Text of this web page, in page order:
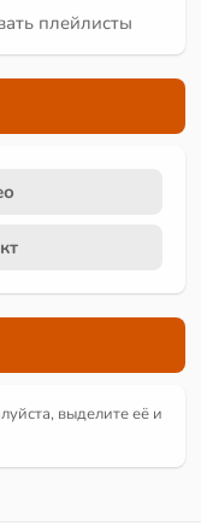
плейлисты
выделите её и